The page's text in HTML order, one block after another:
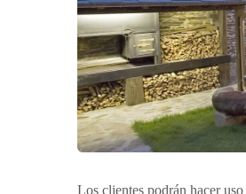
Los clientes podrán hacer